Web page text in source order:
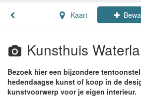
Kaart
Kunsthuis
Bezoek hier een bijzondere
hedendaagse kunst of koop in de
kunstvoorwerp voor je eigen interieur.